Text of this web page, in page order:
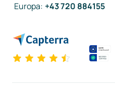
Europa: +43 720 884155